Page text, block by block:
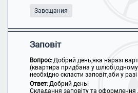
Завещания
Заповіт
Вопрос:Добрий день,яка наразі
(квартира придбана у
необхідно скласти заповіт,аби у разі
Ответ:Добрий день!
Складання заповіту та оформлення